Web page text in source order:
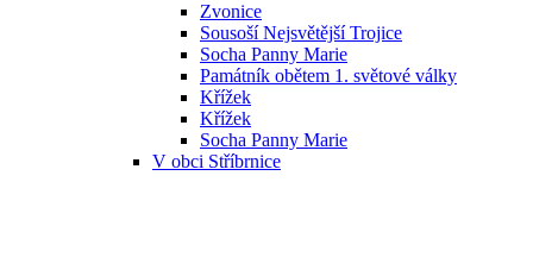
Zvonice
Sousoší Nejsvětější Trojice
Socha Panny Marie
Památník obětem 1. světové války
Křížek
Křížek
Socha Panny Marie
V obci Stříbrnice